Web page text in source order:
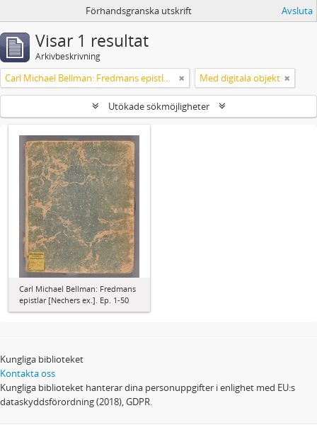
Förhandsgranska utskrift Avsluta
Visar 1 resultat
Arkivbeskrivning
Carl Michael Bellman: Fredmans epistlar [Nechers ex.]. Ep. 1-50 Med digitala objekt
Utökade sökmöjligheter
Carl Michael Bellman: Fredmans
epistlar [Nechers ex.]. Ep. 1-50
Kungliga biblioteket
Kontakta oss
Kungliga biblioteket hanterar dina personuppgifter i enlighet med EU:s
dataskyddsförordning (2018), GDPR.